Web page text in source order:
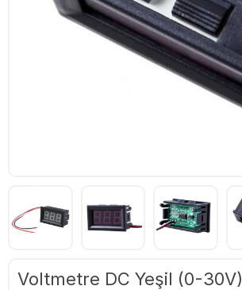
Voltmetre DC Yeşil (0-30V)